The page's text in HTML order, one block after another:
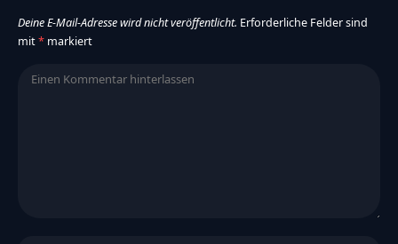
Deine E-Mail-Adresse wird nicht veröffentlicht. Erforderliche Felder sind
mit* markiert